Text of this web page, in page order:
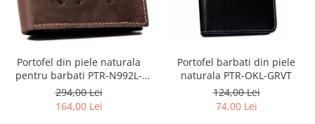
Portofel din piele naturala
pentru barbati PTR-N992L-
CHM-HORSE-BL B
294,00 Lei
164,00 Lei
Portofel barbati din piele
naturala PTR-OKL-GRVT
124,00 Lei
74,00 Lei